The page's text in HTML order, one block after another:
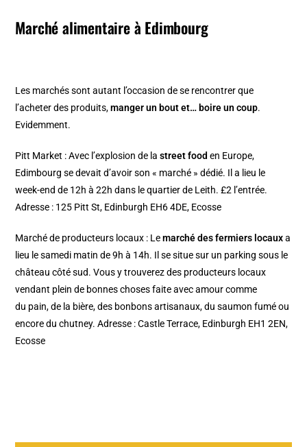
Marché alimentaire à Edimbourg
Les marchés sont autant l’occasion de se rencontrer que
l’acheter des produits,manger un bout et… boire un coup.
Evidemment.
Pitt Market : Avec l’explosion de lastreet food en Europe,
Edimbourg se devait d’avoir son « marché » dédié. Il a lieu le
week-end de 12h à 22h dans le quartier de Leith. £2 l’entrée.
Adresse : 125 Pitt St, Edinburgh EH6 4DE, Ecosse
Marché de producteurs locaux : Lemarché des fermiers locauxa
lieu le samedi matin de 9h à 14h. Il se situe sur un parking sous le
château côté sud. Vous y trouverez des producteurs locaux
vendant plein de bonnes choses faite avec amour comme
du pain, de la bière, des bonbons artisanaux, du saumon fumé ou
encore du chutney. Adresse : Castle Terrace, Edinburgh EH1 2EN,
Ecosse